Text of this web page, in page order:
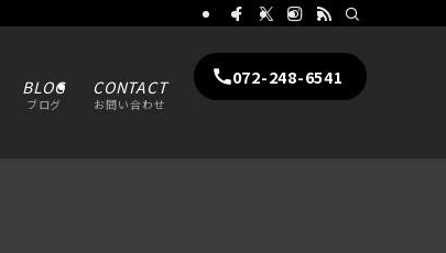
BLOG
ブログ
CONTACT
お問い合わせ
072-248-6541